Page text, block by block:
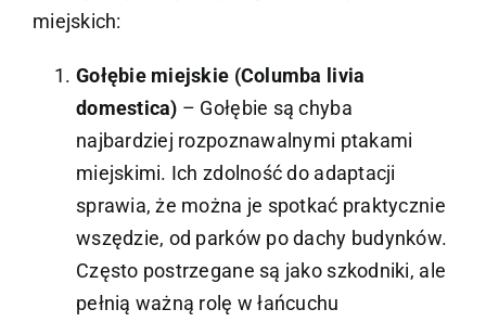
miejskich:
Gołębie miejskie (Columba livia
domestica) – Gołębie są chyba
najbardziej rozpoznawalnymi ptakami
miejskimi. Ich zdolność do adaptacji
sprawia, że można je spotkać praktycznie
wszędzie, od parków po dachy budynków.
Często postrzegane są jako szkodniki, ale
pełnią ważną rolę w łańcuchu